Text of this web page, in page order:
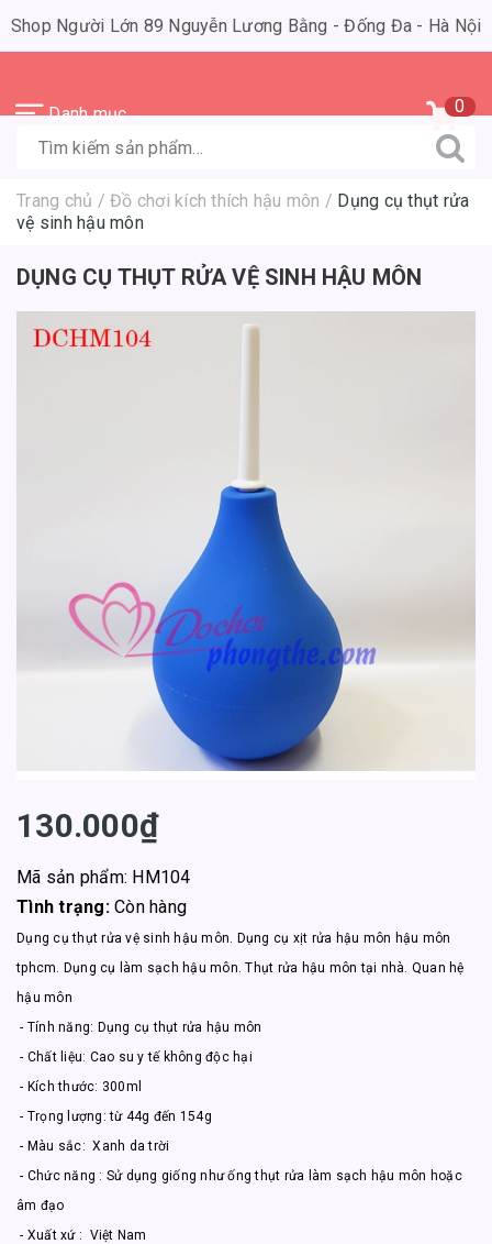
Shop Người Lớn 89 Nguyễn Lương Bằng - Đống Đa - Hà Nội
Danh mục 0
Trang chủ / Đồ chơi kích thích hậu môn / Dụng cụ thụt rửa
vệ sinh hậu môn
DỤNG CỤ THỤT RỬA VỆ SINH HẬU MÔN
130.000₫
Mã sản phẩm: HM104
Tình trạng: Còn hàng
Dụng cụ thụt rửa vệ sinh hậu môn. Dụng cụ xịt rửa hậu môn hậu môn
tphcm. Dụng cụ làm sạch hậu môn. Thụt rửa hậu môn tại nhà. Quan hệ
hậu môn
- Tính năng: Dụng cụ thụt rửa hậu môn
- Chất liệu: Cao su y tế không độc hại
- Kích thước: 300ml
- Trọng lượng: từ 44g đến 154g
- Màu sắc: Xanh da trời
- Chức năng : Sử dụng giống như ống thụt rửa làm sạch hậu môn hoặc
âm đạo
- Xuất xứ : Việt Nam